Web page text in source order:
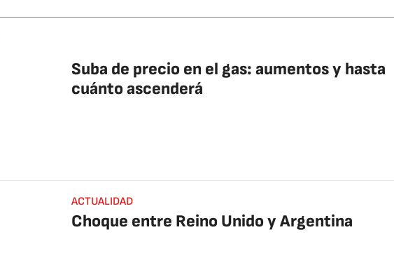
Suba de precio en el gas: aumentos y hasta
cuánto ascenderá
ACTUALIDAD
Choque entre Reino Unido y Argentina